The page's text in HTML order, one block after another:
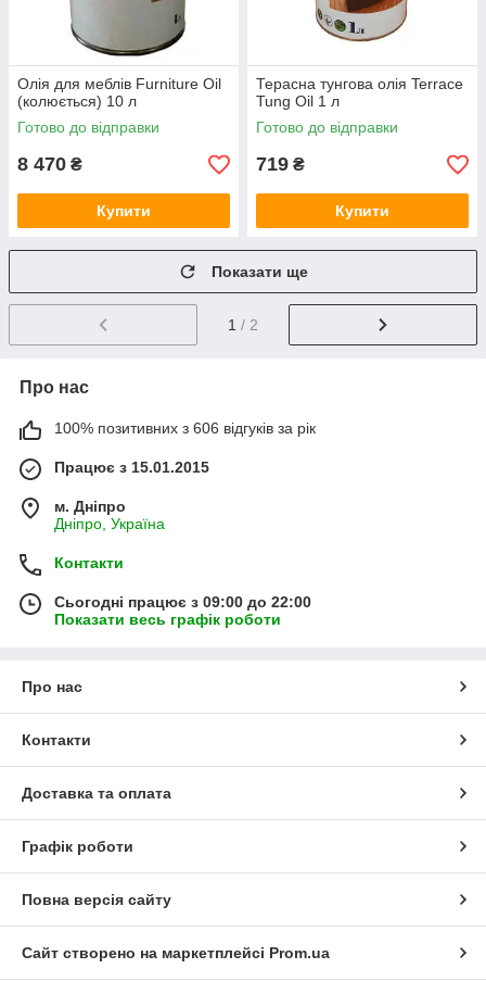
Олія для меблів Furniture Oil
(колюється) 10 л
Готово до відправки
8 470 ₴
Купити
Терасна тунгова олія Terrace
Tung Oil 1 л
Готово до відправки
719 ₴
Купити
Показати ще
1 / 2
Про нас
100% позитивних з 606 відгуків за рік
Працює з 15.01.2015
м. Дніпро
Дніпро, Україна
Контакти
Сьогодні працює з 09:00 до 22:00
Показати весь графік роботи
Про нас
Контакти
Доставка та оплата
Графік роботи
Повна версія сайту
Сайт створено на маркетплейсі Prom.ua